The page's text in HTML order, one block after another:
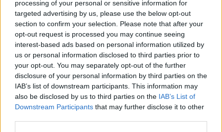
processing of your personal or sensitive information for
targeted advertising by us, please use the below opt-out
section to confirm your selection. Please note that after your
opt-out request is processed you may continue seeing
interest-based ads based on personal information utilized by
us or personal information disclosed to third parties prior to
your opt-out. You may separately opt-out of the further
disclosure of your personal information by third parties on the
IAB’s list of downstream participants. This information may
also be disclosed by us to third parties on the IAB’s List of
Downstream Participants that may further disclose it to other
podobné legislativy pro producenty vína, který pomohl
řadě italských vinařů uspět v zahraničí. Ve stoletých
olivových hájích se tak konají akce od koncertů přes
meditační a jógová sezení mezi stromy až po cyklistické a
pěší výlety v pěstitelských oblastech. Říjnové akce
"Procházka po olivových polích" se ve 163 městech a
vesnicích produkujících olej zúčastnilo více než 25 000 lidí.
Podobné příležitosti pro turisty, kteří milují olivový olej,
nabízejí i další země. Good Life Greece organizuje na
řeckém ostrově Syros dovolenou spojenou se sběrem oliv,
a olivové háje jsou zhruba pět minut chůze od pláže. Na
chorvatském ostrově Šolta je možné trhat dalmatské olivy z
1000 let starých stromů. Akce organizuje prémiová značka